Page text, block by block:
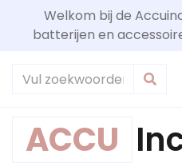
Welkom bij de
batterijen en
ACCU